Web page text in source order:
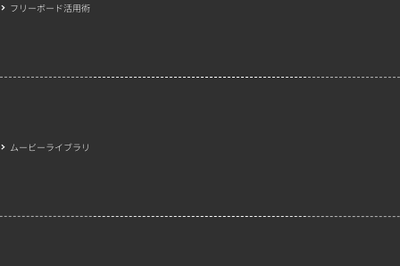
フリーボード活用術
ムービーライブラリ